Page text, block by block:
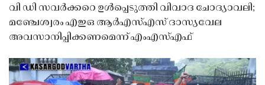
വി ഡി സവർക്കറെ ഉൾപ്പെടുത്തി വിവാദ ചോദ്യാവലി;
മഞ്ചേശ്വരം എഇഒ ആർഎസ്എസ് ദാസ്യവേല
അവസാനിപ്പിക്കണമെന്ന് എംഎസ്എഫ്